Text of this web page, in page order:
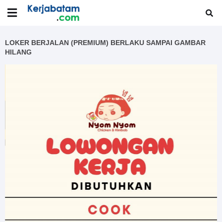
LOKER BERJALAN (PREMIUM) BERLAKU SAMPAI GAMBAR
HILANG